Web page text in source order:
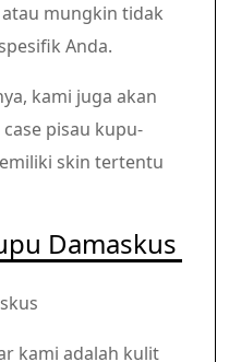
mungkin tidak
Anda.
kami juga akan
pisau kupu-
skin tertentu
Damaskus
kami adalah kulit